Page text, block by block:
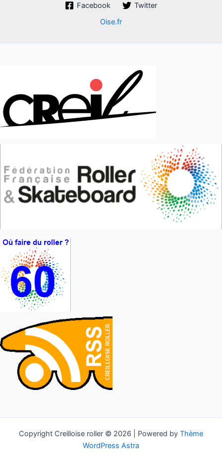
Facebook
Twitter
Oise.fr
Copyright Creilloise roller © 2026 | Powered by Thème
WordPress Astra